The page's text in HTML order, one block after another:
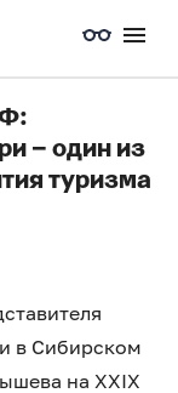
– один из
туризма
в Сибирском
на ХXIX